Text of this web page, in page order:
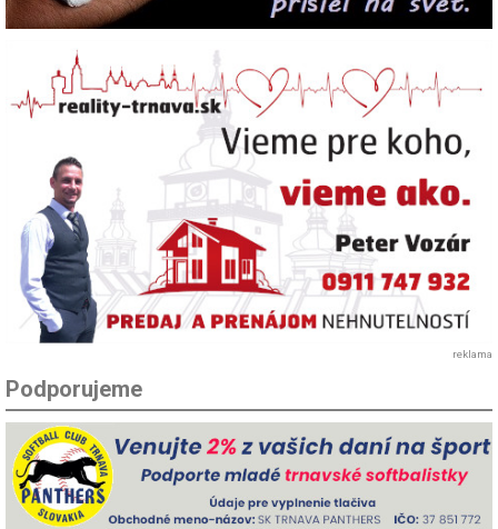
reklama
Podporujeme